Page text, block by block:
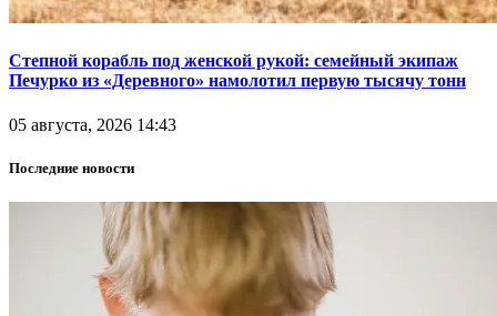
Степной корабль под женской рукой: семейный экипаж
Печурко из «Деревного» намолотил первую тысячу тонн
05 августа, 2026 14:43
Последние новости